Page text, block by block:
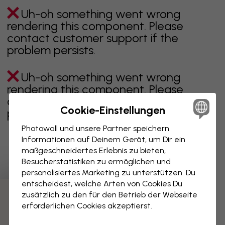
Uh-oh something went wrong
rendering this component. Please
contact customer support if the
problem persists.
Uh-oh something went wrong
rendering this component. Please
contact customer support if the
problem persists.
Zeigt Seite 1 von 1 Seiten
Weitere Kategorien entdecken
Cookie-Einstellungen
Photowall und unsere Partner speichern
Informationen auf Deinem Gerät, um Dir ein
maßgeschneidertes Erlebnis zu bieten,
Besucherstatistiken zu ermöglichen und
personalisiertes Marketing zu unterstützen. Du
entscheidest, welche Arten von Cookies Du
zusätzlich zu den für den Betrieb der Webseite
erforderlichen Cookies akzeptierst.